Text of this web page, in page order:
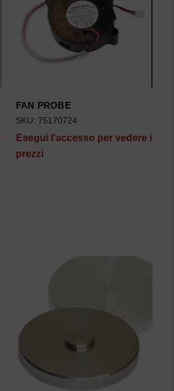
FAN PROBE
SKU: 75170724
Esegui l'accesso per vedere i
prezzi